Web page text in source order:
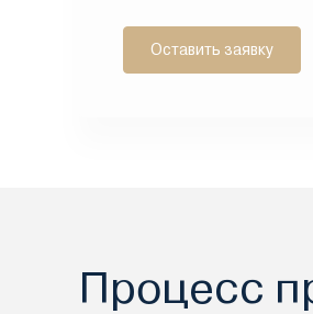
Оставить заявку
Процесс